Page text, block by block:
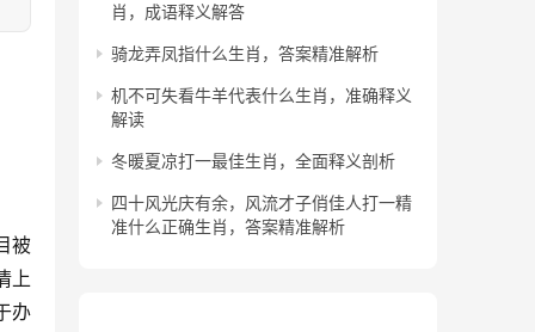
被
上
办
肖，成语释义解答
骑龙弄凤指什么生肖，答案精准解析
机不可失看牛羊代表什么生肖，准确释义
解读
冬暖夏凉打一最佳生肖，全面释义剖析
四十风光庆有余，风流才子俏佳人打一精
准什么正确生肖，答案精准解析